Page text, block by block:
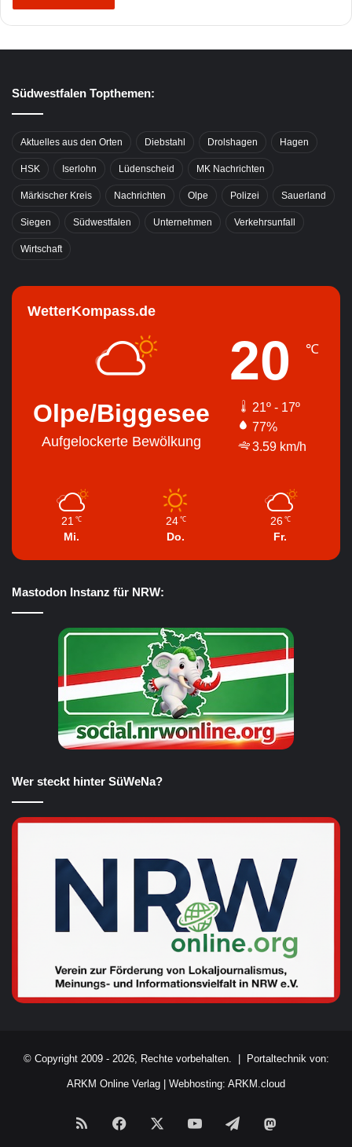
Südwestfalen Topthemen:
Aktuelles aus den Orten Diebstahl Drolshagen Hagen
HSK Iserlohn Lüdenscheid MK Nachrichten
Märkischer Kreis Nachrichten Olpe Polizei Sauerland
Siegen Südwestfalen Unternehmen Verkehrsunfall
Wirtschaft
WetterKompass.de
Olpe/Biggesee
Aufgelockerte Bewölkung
20 ℃
21º - 17º
77%
3.59 km/h
21 ℃
Mi.
24 ℃
Do.
26 ℃
Fr.
Mastodon Instanz für NRW:
Wer steckt hinter SüWeNa?
© Copyright 2009 - 2026, Rechte vorbehalten. | Portaltechnik von:
ARKM Online Verlag Webhosting: ARKM.cloud
RSS Facebook YouTubeTelegram